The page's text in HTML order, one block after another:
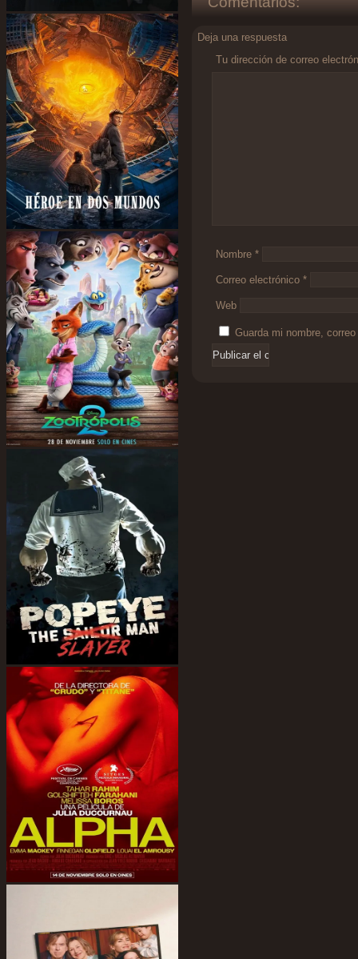
Deja una respuesta
Tu dirección de correo
Nombre *
Correo electrónico *
Web
Guarda mi nombre,